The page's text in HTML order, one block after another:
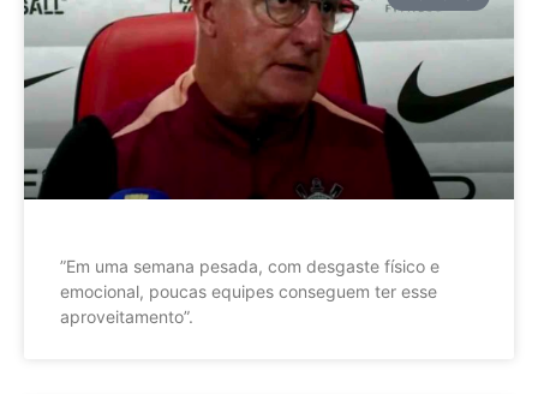
”Em uma semana pesada, com desgaste físico e
emocional, poucas equipes conseguem ter esse
aproveitamento”.